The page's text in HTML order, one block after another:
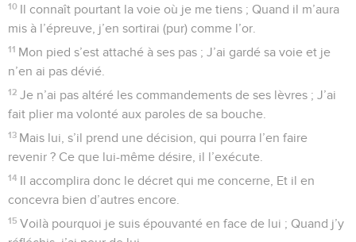
10 Il connaît pourtant la voie où je me tiens ; Quand il m’aura
mis à l’épreuve, j’en sortirai (pur) comme l’or.
11 Mon pied s’est attaché à ses pas ; J’ai gardé sa voie et je
n’en ai pas dévié.
12 Je n’ai pas altéré les commandements de ses lèvres ; J’ai
fait plier ma volonté aux paroles de sa bouche.
13 Mais lui, s’il prend une décision, qui pourra l’en faire
revenir ? Ce que lui-même désire, il l’exécute.
14 Il accomplira donc le décret qui me concerne, Et il en
concevra bien d’autres encore.
15 Voilà pourquoi je suis épouvanté en face de lui ; Quand j’y